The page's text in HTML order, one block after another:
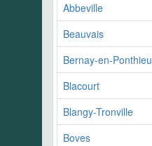
Abbeville
Beauvais
Bernay-en-Ponthieu
Blacourt
Blangy-Tronville
Boves